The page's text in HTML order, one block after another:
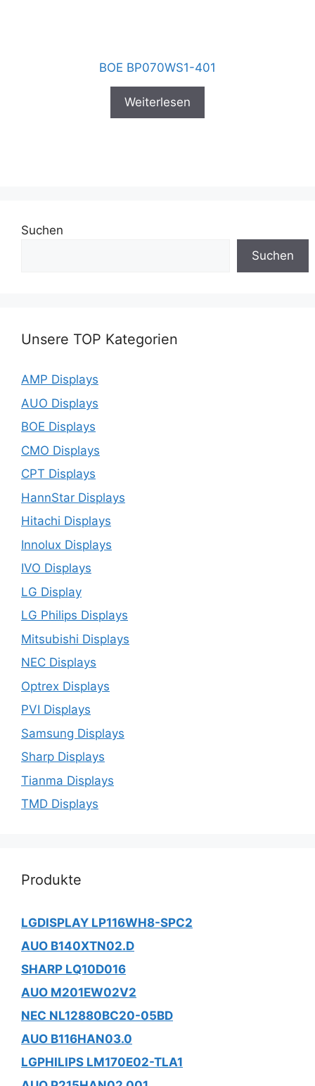
BOE BP070WS1-401
Weiterlesen
Suchen
Suchen
Unsere TOP Kategorien
AMP Displays
AUO Displays
BOE Displays
CMO Displays
CPT Displays
HannStar Displays
Hitachi Displays
Innolux Displays
IVO Displays
LG Display
LG Philips Displays
Mitsubishi Displays
NEC Displays
Optrex Displays
PVI Displays
Samsung Displays
Sharp Displays
Tianma Displays
TMD Displays
Produkte
LGDISPLAY LP116WH8-SPC2
AUO B140XTN02.D
SHARP LQ10D016
AUO M201EW02V2
NEC NL12880BC20-05BD
AUO B116HAN03.0
LGPHILIPS LM170E02-TLA1